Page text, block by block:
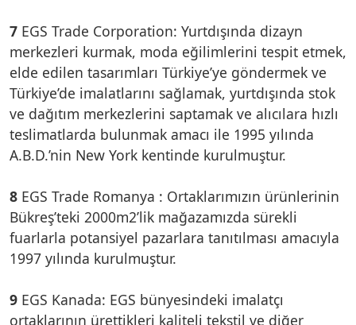
7 EGS Trade Corporation: Yurtdışında dizayn
merkezleri kurmak, moda eğilimlerini tespit etmek,
elde edilen tasarımları Türkiye’ye göndermek ve
Türkiye’de imalatlarını sağlamak, yurtdışında stok
ve dağıtım merkezlerini saptamak ve alıcılara hızlı
teslimatlarda bulunmak amacı ile 1995 yılında
A.B.D.’nin New York kentinde kurulmuştur.
8 EGS Trade Romanya : Ortaklarımızın ürünlerinin
Bükreş’teki 2000m2’lik mağazamızda sürekli
fuarlarla potansiyel pazarlara tanıtılması amacıyla
1997 yılında kurulmuştur.
9 EGS Kanada: EGS bünyesindeki imalatçı
ortaklarının ürettikleri kaliteli tekstil ve diğer